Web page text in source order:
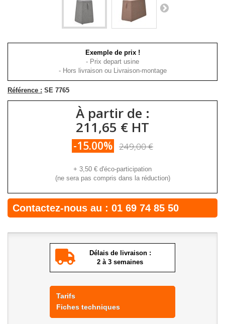
Exemple de prix !
- Prix depart usine
- Hors livraison ou Livraison-montage
Référence : SE 7765
À partir de :
211,65 € HT
-15.00% 249,00 €
+ 3,50 € d'éco-participation
(ne sera pas compris dans la réduction)
Contactez-nous au : 01 69 74 85 50
Délais de livraison :
2 à 3 semaines
Tarifs
Fiches techniques